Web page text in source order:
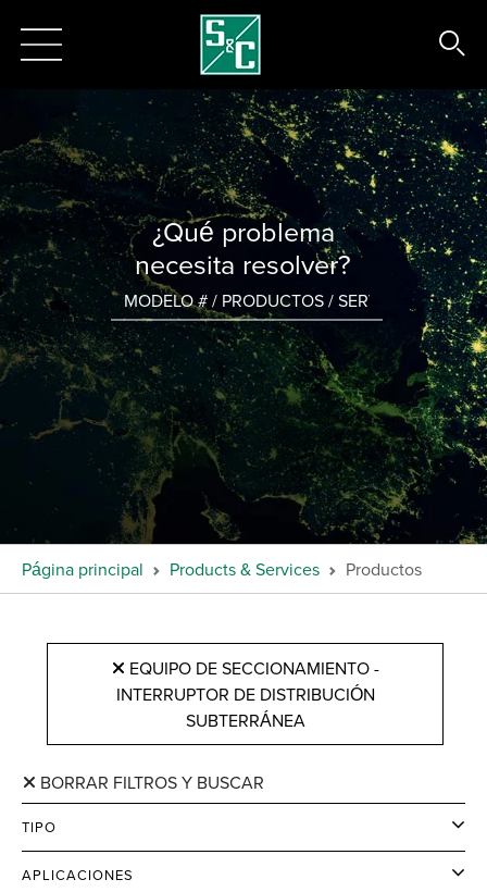
¿Qué problema
necesita resolver?
Página principal Products & Services Productos
EQUIPO DE SECCIONAMIENTO -
INTERRUPTOR DE DISTRIBUCIÓN
SUBTERRÁNEA
BORRAR FILTROS Y BUSCAR
TIPO
APLICACIONES